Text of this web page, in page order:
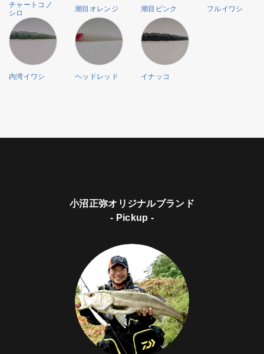
チャートコノ
シロ
潮目オレンジ 潮目ピンク フルイワシ
内湾イワシ ヘッドレッド イナッコ
小沼正弥オリジナルブランド
- Pickup -